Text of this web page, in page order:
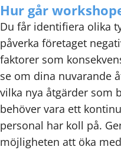
Hur går
Du får identifiera olika
påverka företaget
faktorer som
se om dina nuvarande
vilka nya åtgärder som
behöver vara ett
personal har koll på.
möjligheten att öka